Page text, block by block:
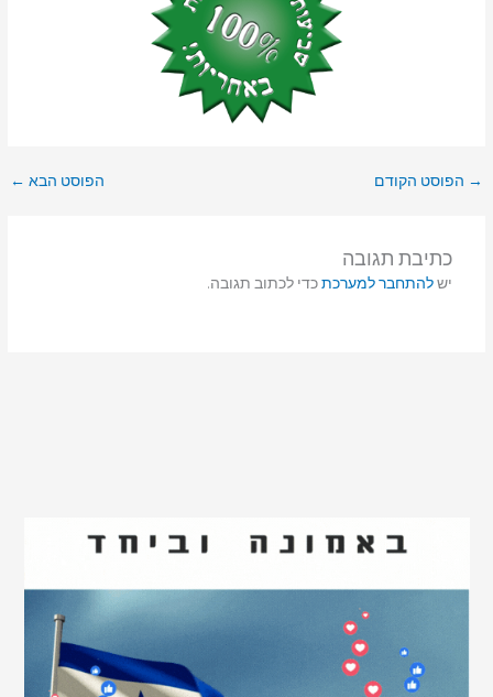
→ הפוסט הקודם הפוסט הבא ←
כתיבת תגובה
ישלהתחבר למערכתכדי לכתוב תגובה.